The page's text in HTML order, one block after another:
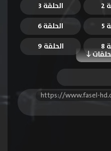
الحلقة 3
الحلقة 6
الحلقة 9
الحلقة 12
الحلقة 15
https://www.fasel-